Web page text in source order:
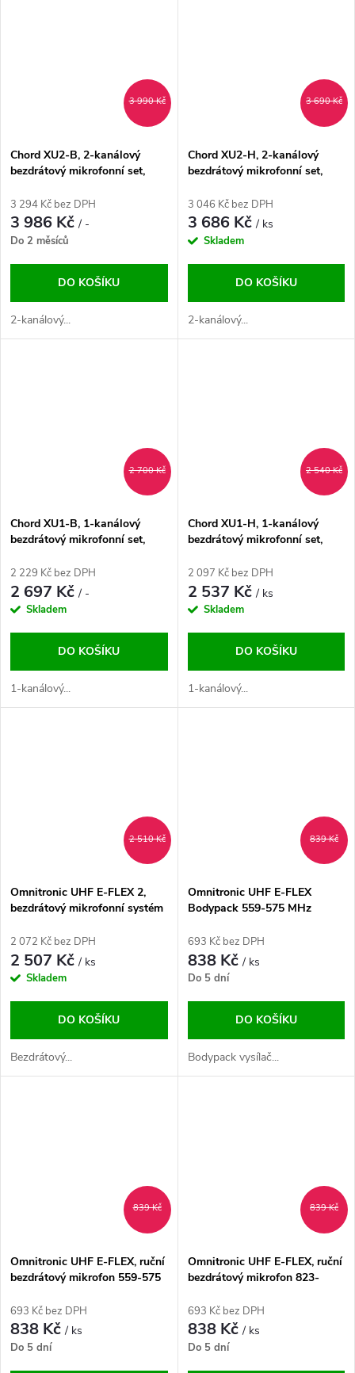
3 990 Kč
Chord XU2-B, 2-kanálový
bezdrátový mikrofonní set,
3 294 Kč bez DPH
3 986 Kč/ -
Do 2 měsíců
DO KOŠÍKU
2-kanálový...
3 690 Kč
Chord XU2-H, 2-kanálový
bezdrátový mikrofonní set,
3 046 Kč bez DPH
3 686 Kč/ ks
Skladem
DO KOŠÍKU
2-kanálový...
2 700 Kč
Chord XU1-B, 1-kanálový
bezdrátový mikrofonní set,
2 229 Kč bez DPH
2 697 Kč/ -
Skladem
DO KOŠÍKU
1-kanálový...
2 540 Kč
Chord XU1-H, 1-kanálový
bezdrátový mikrofonní set,
2 097 Kč bez DPH
2 537 Kč/ ks
Skladem
DO KOŠÍKU
1-kanálový...
2 510 Kč
Omnitronic UHF E-FLEX 2,
bezdrátový mikrofonní systém
2 072 Kč bez DPH
2 507 Kč/ ks
Skladem
DO KOŠÍKU
Bezdrátový...
839 Kč
Omnitronic UHF E-FLEX
Bodypack 559-575 MHz
693 Kč bez DPH
838 Kč/ ks
Do 5 dní
DO KOŠÍKU
Bodypack vysílač...
839 Kč
Omnitronic UHF E-FLEX, ruční
bezdrátový mikrofon 559-575
693 Kč bez DPH
838 Kč/ ks
Do 5 dní
839 Kč
Omnitronic UHF E-FLEX, ruční
bezdrátový mikrofon 823-
693 Kč bez DPH
838 Kč/ ks
Do 5 dní